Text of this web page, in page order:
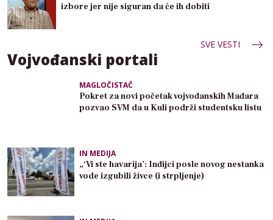
izbore jer nije siguran da će ih dobiti
SVE VESTI
Vojvođanski portali
MAGLOČISTAČ
Pokret za novi početak vojvođanskih Mađara
pozvao SVM da u Kuli podrži studentsku listu
IN MEDIJA
„‘Vi ste havarija’: Inđijci posle novog nestanka
vode izgubili živce (i strpljenje)